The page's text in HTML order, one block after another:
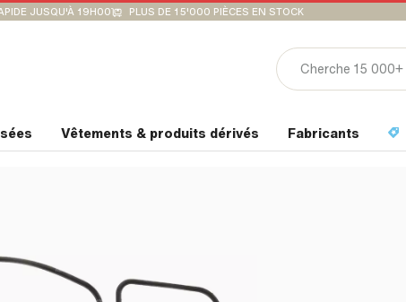
JUSQU'À 19H00 PLUS DE 15'000 PIÈCES EN STOCK
Vêtements & produits dérivés Fabricants